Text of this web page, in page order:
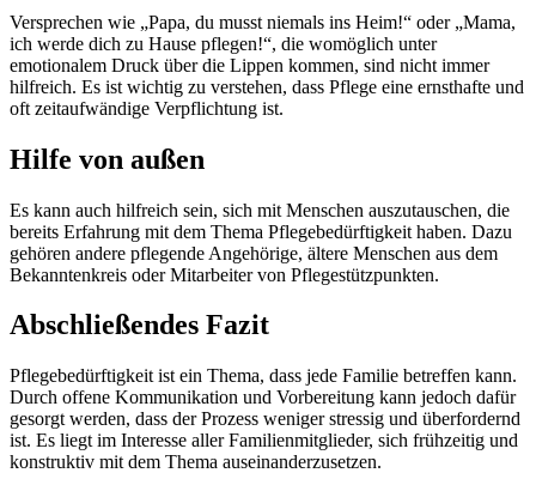
Versprechen wie „Papa, du musst niemals ins Heim!“ oder „Mama,
ich werde dich zu Hause pflegen!“, die womöglich unter
emotionalem Druck über die Lippen kommen, sind nicht immer
hilfreich. Es ist wichtig zu verstehen, dass Pflege eine ernsthafte und
oft zeitaufwändige Verpflichtung ist.
Hilfe von außen
Es kann auch hilfreich sein, sich mit Menschen auszutauschen, die
bereits Erfahrung mit dem Thema Pflegebedürftigkeit haben. Dazu
gehören andere pflegende Angehörige, ältere Menschen aus dem
Bekanntenkreis oder Mitarbeiter von Pflegestützpunkten.
Abschließendes Fazit
Pflegebedürftigkeit ist ein Thema, dass jede Familie betreffen kann.
Durch offene Kommunikation und Vorbereitung kann jedoch dafür
gesorgt werden, dass der Prozess weniger stressig und überfordernd
ist. Es liegt im Interesse aller Familienmitglieder, sich frühzeitig und
konstruktiv mit dem Thema auseinanderzusetzen.